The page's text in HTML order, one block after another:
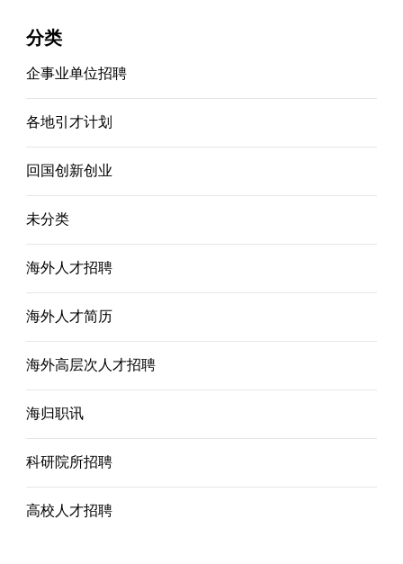
分类
企事业单位招聘
各地引才计划
回国创新创业
未分类
海外人才招聘
海外人才简历
海外高层次人才招聘
海归职讯
科研院所招聘
高校人才招聘